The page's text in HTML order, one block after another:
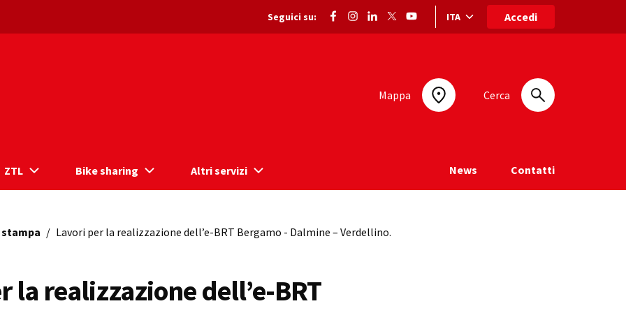
Seguici su: Selezione lingua: lingua selezionata
ITA Accedi
Mappa Cerca
ZTL Bike sharing Altri servizi News Contatti
/ Lavori per la realizzazione dell’e-BRT Bergamo - Dalmine – Verdellino.
la realizzazione dell’e-BRT